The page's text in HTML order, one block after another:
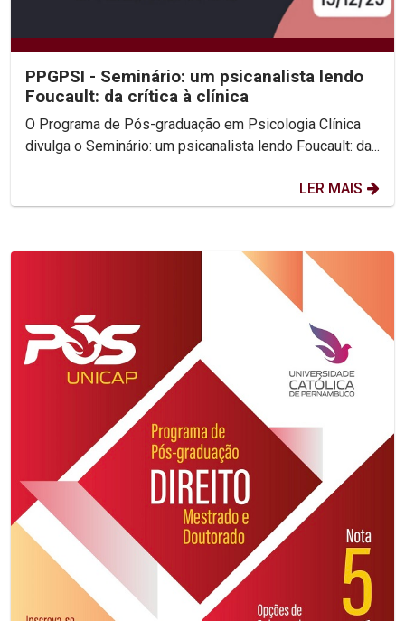
PPGPSI - Seminário: um psicanalista lendo
Foucault: da crítica à clínica
O Programa de Pós-graduação em Psicologia Clínica
divulga o Seminário: um psicanalista lendo Foucault: da...
LER MAIS